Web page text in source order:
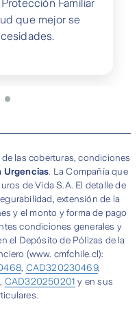
Familiar
que mejor se
las coberturas, condiciones
Urgencias . La Compañía que
de Vida S.A. El detalle de
extensión de la
y el monto y forma de pago
condiciones generales y
el Depósito de Pólizas de la
(www. cmfchile.cl):
CAD320230469,
CAD320250201 y en sus